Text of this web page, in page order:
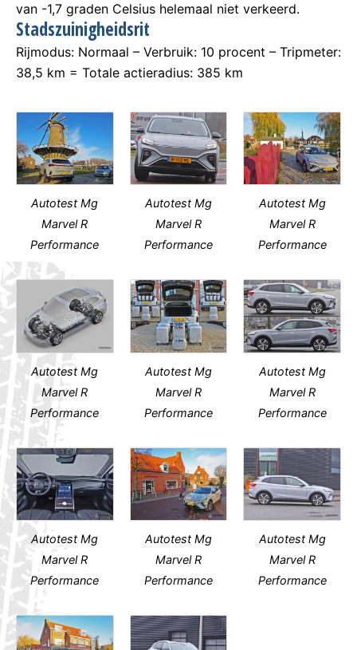
van -1,7 graden Celsius helemaal niet verkeerd.
Stadszuinigheidsrit
Rijmodus: Normaal – Verbruik: 10 procent – Tripmeter:
38,5 km = Totale actieradius: 385 km
Autotest Mg
Marvel R
Performance
Autotest Mg
Marvel R
Performance
Autotest Mg
Marvel R
Performance
Autotest Mg
Marvel R
Performance
Autotest Mg
Marvel R
Performance
Autotest Mg
Marvel R
Performance
Autotest Mg
Marvel R
Performance
Autotest Mg
Marvel R
Performance
Autotest Mg
Marvel R
Performance